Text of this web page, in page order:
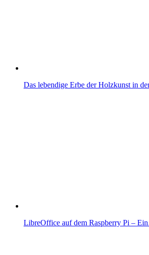
Das lebendige Erbe der Holzkunst in
LibreOffice auf dem Raspberry Pi –